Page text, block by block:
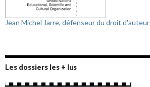
Jean Michel Jarre, défenseur du droit d'auteur
Les dossiers les + lus